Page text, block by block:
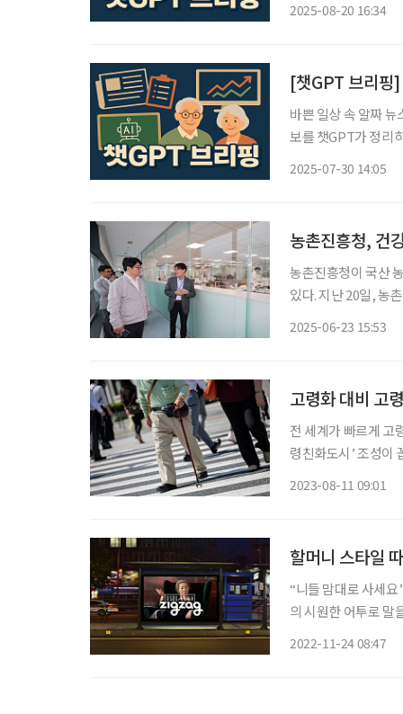
2025-08-20 16:34
[챗GPT 브리핑
바쁜 일상 속 알짜
보를 챗GPT가 정리하고 편집
2025-07-30 14:05
농촌진흥청, 건
농촌진흥청이 국산
있다. 지난 20일, 농촌진흥청 권재한 청장은 충북 청주에 위치한 건강기능식품 제조기업 ㈜노
2025-06-23 15:53
고령화 대비 고
전 세계가 빠르게 고
령친화도시’ 조성이
2023-08-11 09:01
할머니 스타일
“니들 맘대로 사세요” 2030 여성 패션 플랫폼 ‘지그재그’ 광고에 등장한 배우 윤여정
의 시원한 어투로 말
2022-11-24 08:47